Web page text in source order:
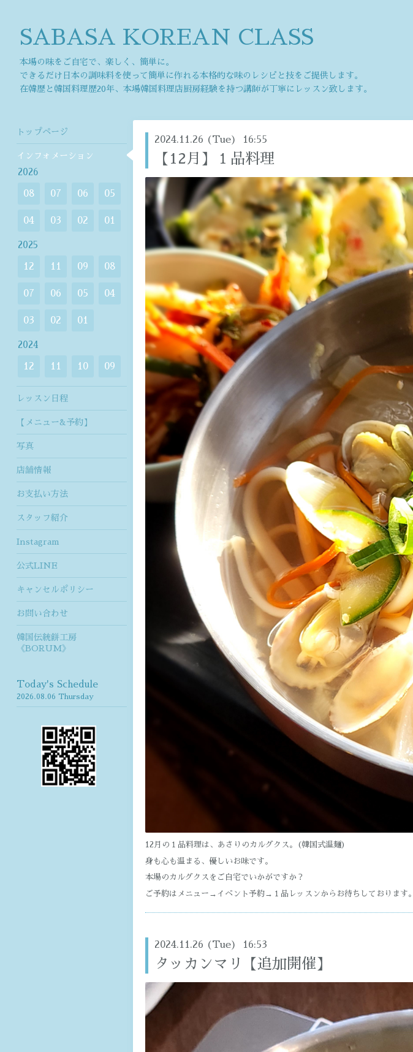
SABASA KOREAN CLASS
本場の味をご自宅で、楽しく、簡単に。
できるだけ日本の調味料を使って簡単に作れる本格的な味のレシピと技をご提供します。
在韓歴と韓国料理歴20年、本場韓国料理店厨房経験を持つ講師が丁寧にレッスン致します。
2024.11.26 (Tue) 16:55
【12月】１品料理
12月の１品料理は、あさりのカルグクス。(韓国式温麺)
身も心も温まる、優しいお味です。
本場のカルグクスをご自宅でいかがですか？
ご予約はメニュー→イベント予約→１品レッスンからお待ちしております。
2024.11.26 (Tue) 16:53
タッカンマリ【追加開催】
トップページ
インフォメーション
2026
08 07 06 05
04 03 02 01
2025
12 11 09 08
07 06 05 04
03 02 01
2024
12 11 10 09
レッスン日程
【メニュー&予約】
写真
店舗情報
お支払い方法
スタッフ紹介
Instagram
公式LINE
キャンセルポリシー
お問い合わせ
韓国伝統餅工房
《BORUM》
Today's Schedule
2026.08.06 Thursday